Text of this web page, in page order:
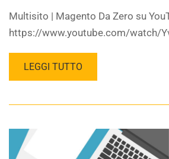
Multisito | Magento Da Zero su
https://www.youtube.com/watch/
LEGGI TUTTO